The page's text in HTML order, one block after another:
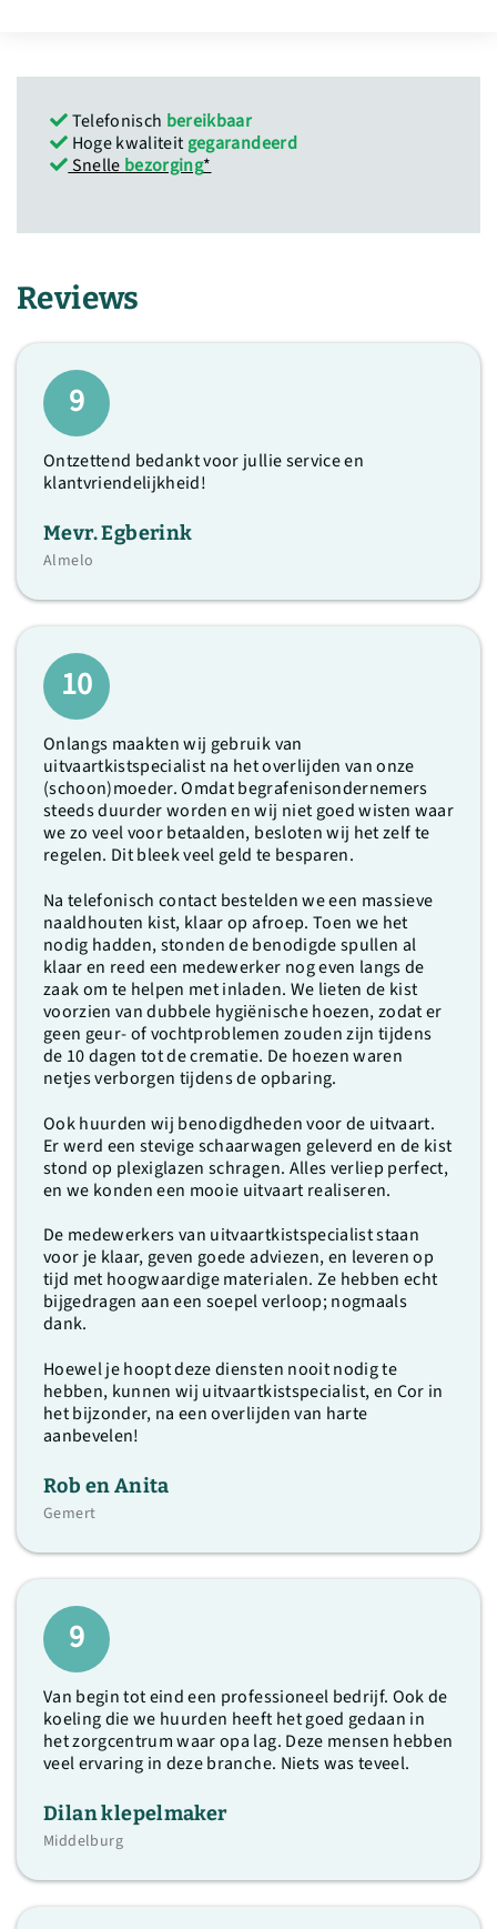
Telefonisch bereikbaar
Hoge kwaliteitgegarandeerd
Snelle bezorging*
Reviews
9
Ontzettend bedankt voor jullie service en
klantvriendelijkheid!
Mevr. Egberink
Almelo
10
Onlangs maakten wij gebruik van
uitvaartkistspecialist na het overlijden van onze
(schoon)moeder. Omdat begrafenisondernemers
steeds duurder worden en wij niet goed wisten waar
we zo veel voor betaalden, besloten wij het zelf te
regelen. Dit bleek veel geld te besparen.
Na telefonisch contact bestelden we een massieve
naaldhouten kist, klaar op afroep. Toen we het
nodig hadden, stonden de benodigde spullen al
klaar en reed een medewerker nog even langs de
zaak om te helpen met inladen. We lieten de kist
voorzien van dubbele hygiënische hoezen, zodat er
geen geur- of vochtproblemen zouden zijn tijdens
de 10 dagen tot de crematie. De hoezen waren
netjes verborgen tijdens de opbaring.
Ook huurden wij benodigdheden voor de uitvaart.
Er werd een stevige schaarwagen geleverd en de kist
stond op plexiglazen schragen. Alles verliep perfect,
en we konden een mooie uitvaart realiseren.
De medewerkers van uitvaartkistspecialist staan
voor je klaar, geven goede adviezen, en leveren op
tijd met hoogwaardige materialen. Ze hebben echt
bijgedragen aan een soepel verloop; nogmaals
dank.
Hoewel je hoopt deze diensten nooit nodig te
hebben, kunnen wij uitvaartkistspecialist, en Cor in
het bijzonder, na een overlijden van harte
aanbevelen!
Rob en Anita
Gemert
9
Van begin tot eind een professioneel bedrijf. Ook de
koeling die we huurden heeft het goed gedaan in
het zorgcentrum waar opa lag. Deze mensen hebben
veel ervaring in deze branche. Niets was teveel.
Dilan klepelmaker
Middelburg